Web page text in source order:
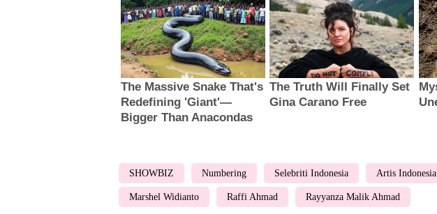
SHOWBIZ Numbering Selebriti Indonesia Artis Indonesia
Marshel Widianto Raffi Ahmad Rayyanza Malik Ahmad